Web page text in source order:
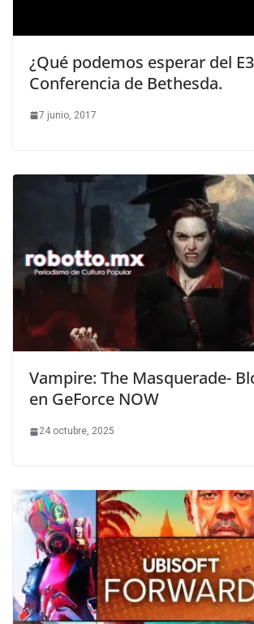
¿Qué podemos esperar del
Conferencia de Bethesda.
7 junio, 2017
Vampire: The Masquerade-
en GeForce NOW
24 octubre, 2025